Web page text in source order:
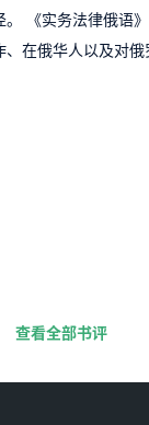
。 《实务法律俄语
在俄华人以及对
查看全部书评